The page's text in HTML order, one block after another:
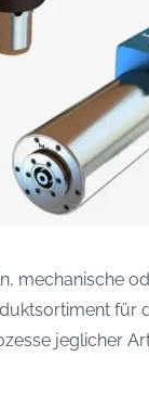
mechanische
für
jeglicher